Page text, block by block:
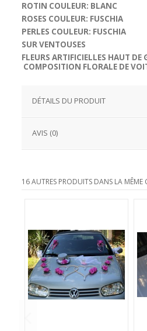
ROTIN COULEUR: BLANC
ROSES COULEUR: FUSCHIA
PERLES COULEUR: FUSCHIA
SUR VENTOUSES
FLEURS ARTIFICIELLES HAUT
COMPOSITION FLORALE DE
DÉTAILS DU PRODUIT
AVIS (0)
16 AUTRES PRODUITS DANS LA MÊME